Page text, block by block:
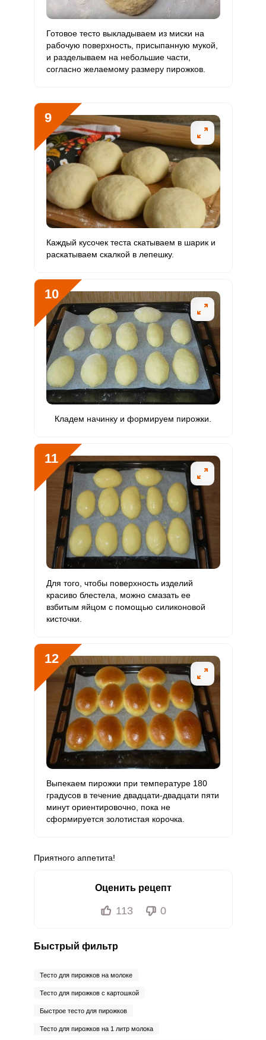
Готовое тесто выкладываем из миски на
рабочую поверхность, присыпанную мукой,
и разделываем на небольшие части,
согласно желаемому размеру пирожков.
9
Каждый кусочек теста скатываем в шарик и
раскатываем скалкой в лепешку.
10
Кладем начинку и формируем пирожки.
11
Для того, чтобы поверхность изделий
красиво блестела, можно смазать ее
взбитым яйцом с помощью силиконовой
кисточки.
12
Выпекаем пирожки при температуре 180
градусов в течение двадцати-двадцати пяти
минут ориентировочно, пока не
сформируется золотистая корочка.
Приятного аппетита!
Оценить рецепт
113 0
Быстрый фильтр
Тесто для пирожков на молоке
Тесто для пирожков с картошкой
Быстрое тесто для пирожков
Тесто для пирожков на 1 литр молока